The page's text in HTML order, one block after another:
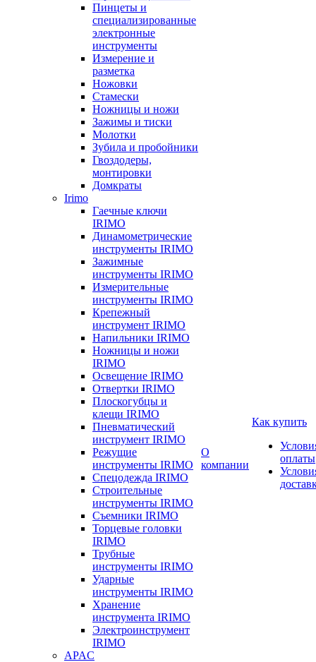
Пинцеты и
специализированные
электронные
инструменты
Измерение и
разметка
Ножовки
Стамески
Ножницы и ножи
Зажимы и тиски
Молотки
Зубила и пробойники
Гвоздодеры,
монтировки
Домкраты
Irimo
Гаечные ключи
IRIMO
Динамометрические
инструменты IRIMO
Зажимные
инструменты IRIMO
Измерительные
инструменты IRIMO
Крепежный
инструмент IRIMO
Напильники IRIMO
Ножницы и ножи
IRIMO
Освещение IRIMO
Отвертки IRIMO
Плоскогубцы и
клещи IRIMO
Пневматический
инструмент IRIMO
Режущие
инструменты IRIMO
Спецодежда IRIMO
Строительные
инструменты IRIMO
Съемники IRIMO
Торцевые головки
IRIMO
Трубные
инструменты IRIMO
Ударные
инструменты IRIMO
Хранение
инструмента IRIMO
Электроинструмент
IRIMO
APAC
О
компании
Как купить
оплаты